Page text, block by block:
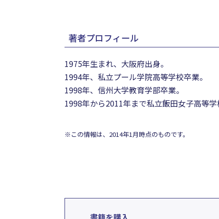
著者プロフィール
1975年生まれ、大阪府出身。
1994年、私立プール学院高等学校卒業。
1998年、信州大学教育学部卒業。
1998年から2011年まで私立飯田女子高等学
※この情報は、2014年1月時点のものです。